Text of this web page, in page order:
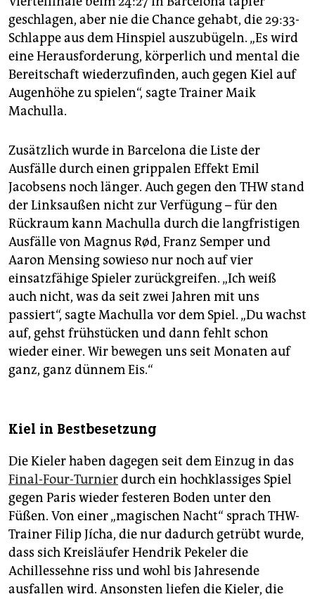
geschlagen, aber nie die Chance gehabt, die 29:33-
Schlappe aus dem Hinspiel auszubügeln. „Es wird
eine Herausforderung, körperlich und mental die
Bereitschaft wiederzufinden, auch gegen Kiel auf
Augenhöhe zu spielen“, sagte Trainer Maik
Machulla.
Zusätzlich wurde in Barcelona die Liste der
Ausfälle durch einen grippalen Effekt Emil
Jacobsens noch länger. Auch gegen den THW stand
der Linksaußen nicht zur Verfügung – für den
Rückraum kann Machulla durch die langfristigen
Ausfälle von Magnus Rød, Franz Semper und
Aaron Mensing sowieso nur noch auf vier
einsatzfähige Spieler zurückgreifen. „Ich weiß
auch nicht, was da seit zwei Jahren mit uns
passiert“, sagte Machulla vor dem Spiel. „Du wachst
auf, gehst frühstücken und dann fehlt schon
wieder einer. Wir bewegen uns seit Monaten auf
ganz, ganz dünnem Eis.“
Kiel in Bestbesetzung
Die Kieler haben dagegen seit dem Einzug in das
Final-Four-Turnierdurch ein hochklassiges Spiel
gegen Paris wieder festeren Boden unter den
Füßen. Von einer „magischen Nacht“ sprach THW-
Trainer Filip Jícha, die nur dadurch getrübt wurde,
dass sich Kreisläufer Hendrik Pekeler die
Achillessehne riss und wohl bis Jahresende
ausfallen wird. Ansonsten liefen die Kieler, die